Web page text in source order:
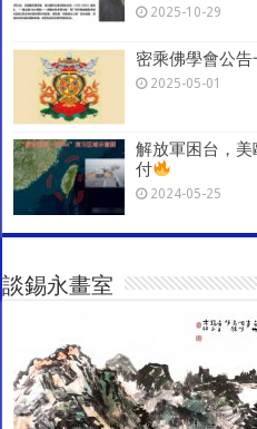
2025-10-29
密乘佛學會公告
2025-05-01
解放軍困台，
付
2024-05-25
談錫永畫室